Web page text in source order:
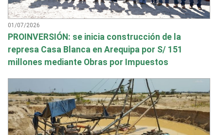
01/07/2026
PROINVERSIÓN: se inicia construcción de la
represa Casa Blanca en Arequipa por S/ 151
millones mediante Obras por Impuestos